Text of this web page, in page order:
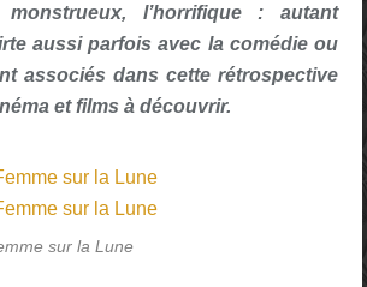
l’horrifique : autant
aussi parfois avec la comédie ou
associés dans cette rétrospective
et films à découvrir.
sur la Lune